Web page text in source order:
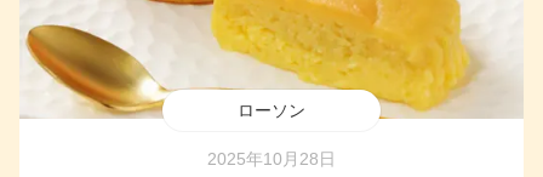
ローソン
2025年10月28日